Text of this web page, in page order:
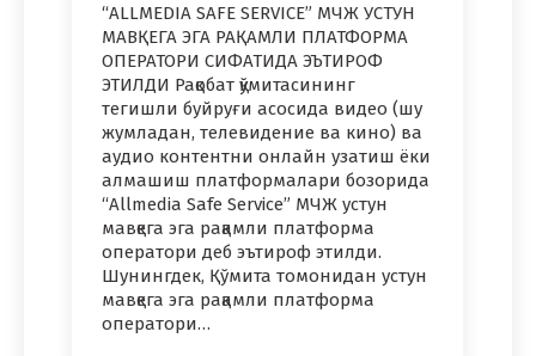
“ALLMEDIA SAFE SERVICE” МЧЖ УСТУН
МАВҚЕГА ЭГА РАҚАМЛИ ПЛАТФОРМА
ОПЕРАТОРИ СИФАТИДА ЭЪТИРОФ
ЭТИЛДИ Рақобат қўмитасининг
тегишли буйруғи асосида видео (шу
жумладан, телевидение ва кино) ва
аудио контентни онлайн узатиш ёки
алмашиш платформалари бозорида
“Allmedia Safe Service” МЧЖ устун
мавқега эга рақамли платформа
оператори деб эътироф этилди.
Шунингдек, Қўмита томонидан устун
мавқега эга рақамли платформа
оператори…